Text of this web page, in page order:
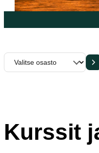
Valitse
osasto
Kurssit